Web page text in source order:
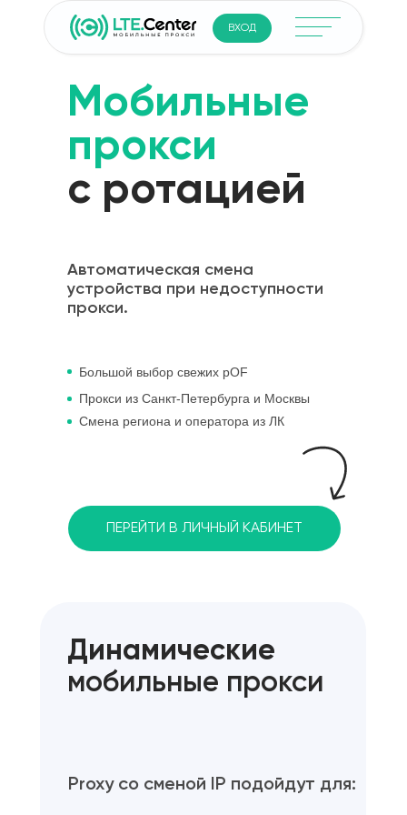
ВХОД
Мобильные
прокси
с ротацией
Автоматическая смена
устройства при недоступности
прокси.
Большой выбор свежих pOF
Прокси из Санкт-Петербурга и Москвы
Смена региона и оператора из ЛК
ПЕРЕЙТИ В ЛИЧНЫЙ КАБИНЕТ
Динамические
мобильные прокси
Proxy со сменой IP подойдут для: